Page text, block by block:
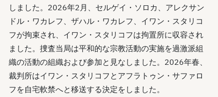
しました。2026年2月、セルゲイ・ソロカ、アレクサン
ドル・ワカレフ、ザハル・ワカレフ、イワン・スタリコ
フが拘束され、イワン・スタリコフは拘置所に収容され
ました。捜査当局は平和的な宗教活動の実施を過激派組
織の活動の組織および参加と見なしました。2026年春、
裁判所はイワン・スタリコフとアフラトゥン・サファロ
フを自宅軟禁へと移送する決定をしました。